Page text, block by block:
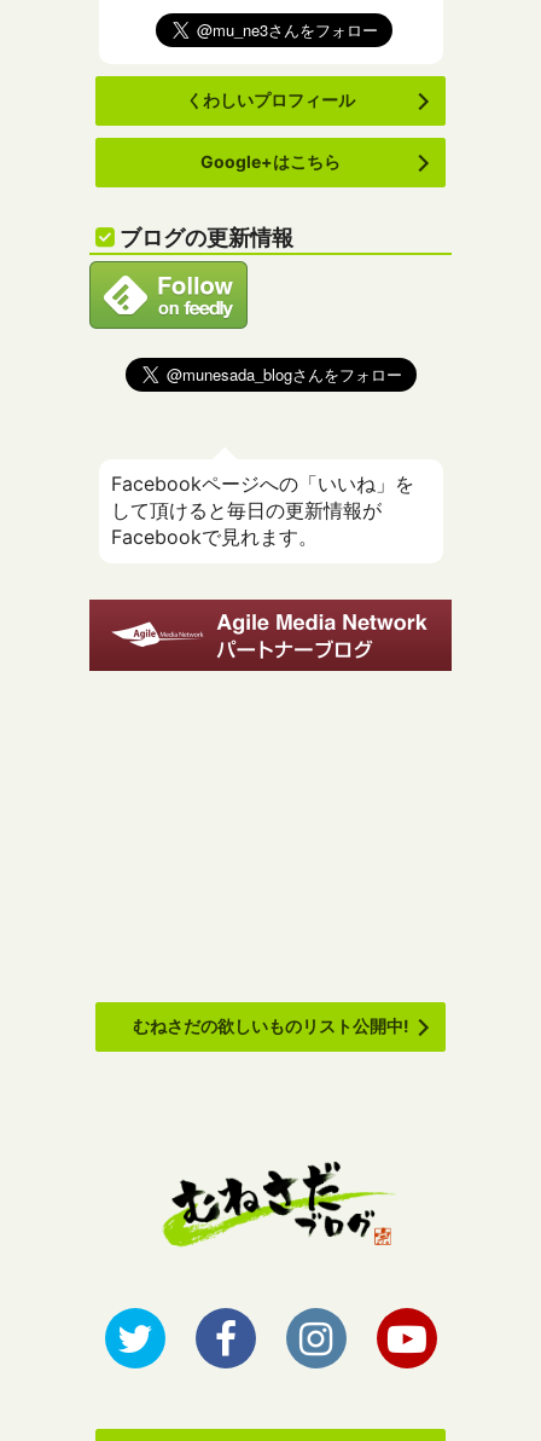
くわしいプロフィール
Google+はこちら
ブログの更新情報
Facebookページへの「いいね」を
して頂けると毎日の更新情報が
Facebookで見れます。
むねさだの欲しいものリスト公開中!